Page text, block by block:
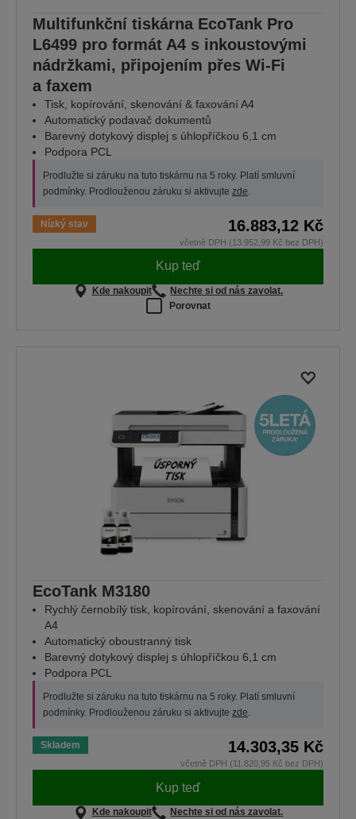
Multifunkční tiskárna EcoTank Pro
L6499 pro formát A4 s inkoustovými
nádržkami, připojením přes Wi-Fi
a faxem
Tisk, kopírování, skenování & faxování A4
Automatický podavač dokumentů
Barevný dotykový displej s úhlopříčkou 6,1 cm
Podpora PCL
Prodlužte si záruku na tuto tiskárnu na 5 roky. Platí smluvní
podmínky. Prodlouženou záruku si aktivujte zde.
Nízký stav 16.883,12 Kč
včetně DPH (13.952,99 Kč bez DPH)
Kup teď
Kde nakoupit
Nechte si od nás zavolat.
Porovnat
EcoTank M3180
Rychlý černobílý tisk, kopírování, skenování a faxování
A4
Automatický oboustranný tisk
Barevný dotykový displej s úhlopříčkou 6,1 cm
Podpora PCL
Prodlužte si záruku na tuto tiskárnu na 5 roky. Platí smluvní
podmínky. Prodlouženou záruku si aktivujte zde.
Skladem 14.303,35 Kč
včetně DPH (11.820,95 Kč bez DPH)
Kup teď
Kde nakoupit
Nechte si od nás zavolat.